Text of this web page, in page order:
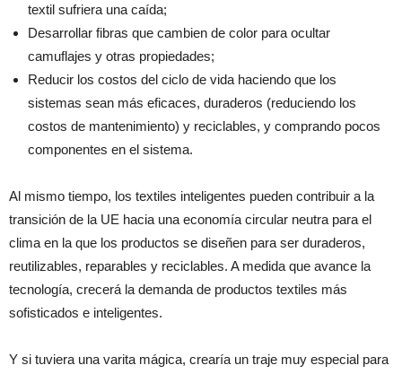
textil sufriera una caída;
Desarrollar fibras que cambien de color para ocultar
camuflajes y otras propiedades;
Reducir los costos del ciclo de vida haciendo que los
sistemas sean más eficaces, duraderos (reduciendo los
costos de mantenimiento) y reciclables, y comprando pocos
componentes en el sistema.
Al mismo tiempo, los textiles inteligentes pueden contribuir a la
transición de la UE hacia una economía circular neutra para el
clima en la que los productos se diseñen para ser duraderos,
reutilizables, reparables y reciclables. A medida que avance la
tecnología, crecerá la demanda de productos textiles más
sofisticados e inteligentes.
Y si tuviera una varita mágica, crearía un traje muy especial para